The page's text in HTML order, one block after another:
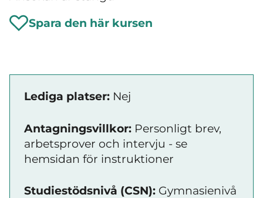
Spara den här kursen
Lediga platser: Nej
Antagningsvillkor: Personligt brev,
arbetsprover och intervju - se
hemsidan för instruktioner
Studiestödsnivå (CSN): Gymnasienivå